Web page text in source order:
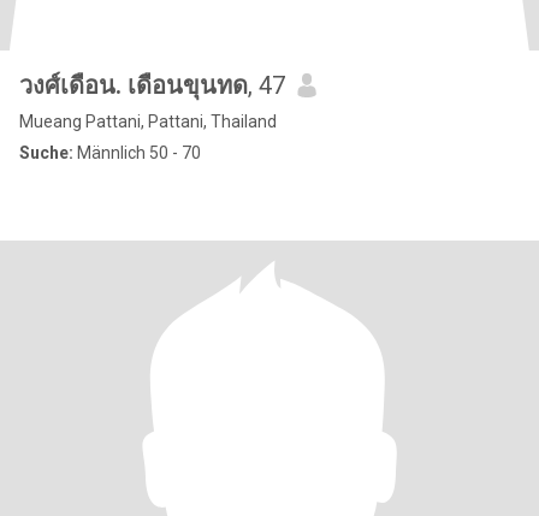
วงศ์เดือน. เดือนขุนทด, 47
Mueang Pattani, Pattani, Thailand
Suche: Männlich 50 - 70